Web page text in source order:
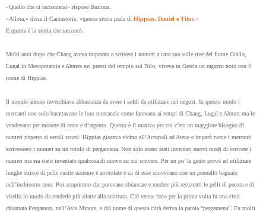
«Quello che ci racconterai» rispose Burlona.
«Allora,» disse il Cantastorie, «questa storia parla di Hippias, Daniel e Titus .»
E questa è la storia che raccontò.
Molti anni dopo che Chang aveva imparato a scrivere i numeri a casa sua sulle rive del fiume Giallo,
Lugal in Mesopotamia e Ahmes nei pressi del tempio sul Nilo, viveva in Grecia un ragazzo noto con il
nome di Hippias.
Il mondo adesso invecchiava abbastanza da avere i soldi da utilizzare nei negozi. In questo modo i
mercanti non solo barattavano le loro mercanzie come facevano ai tempi di Chang, Lugal e Ahmes ma le
vendevano per monete di rame e d’argento. Questo è il motivo per cui c’era un maggiore bisogno di
numeri rispetto ai secoli scorsi. Hippias giocava vicino all’Acropoli ad Atene e imparò come i mercanti
scrivessero i numeri su un rotolo di pergamena. Non solo erano stati inventati nuovi modi di scrivere i
numeri ma era stato inventato qualcosa di nuovo su cui scrivere. Per un po’ la gente provò ad utilizzare
lunghe strisce di pelle cucite assieme e arrotolate e su di esse scrivevano con un pennello bagnato
nell’inchiostro nero. Poi scoprirono che potevano sbiancare e rendere più resistenti le pelli di pecora e di
vitello in modo da renderle più adatte alla scrittura. Ciò venne fatto per la prima volta in una città
chiamata Pergamon, nell’Asia Minore, e dal nome di questa città deriva la parola “pergamena”. Fu molti